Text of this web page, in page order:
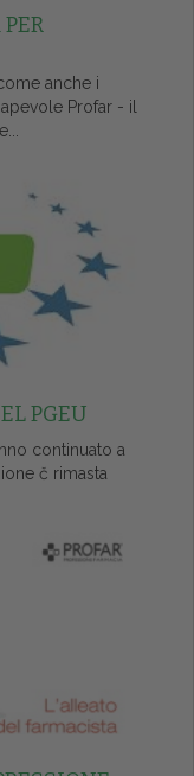
anche i
Profar - il
PGEU
continuato a
č rimasta